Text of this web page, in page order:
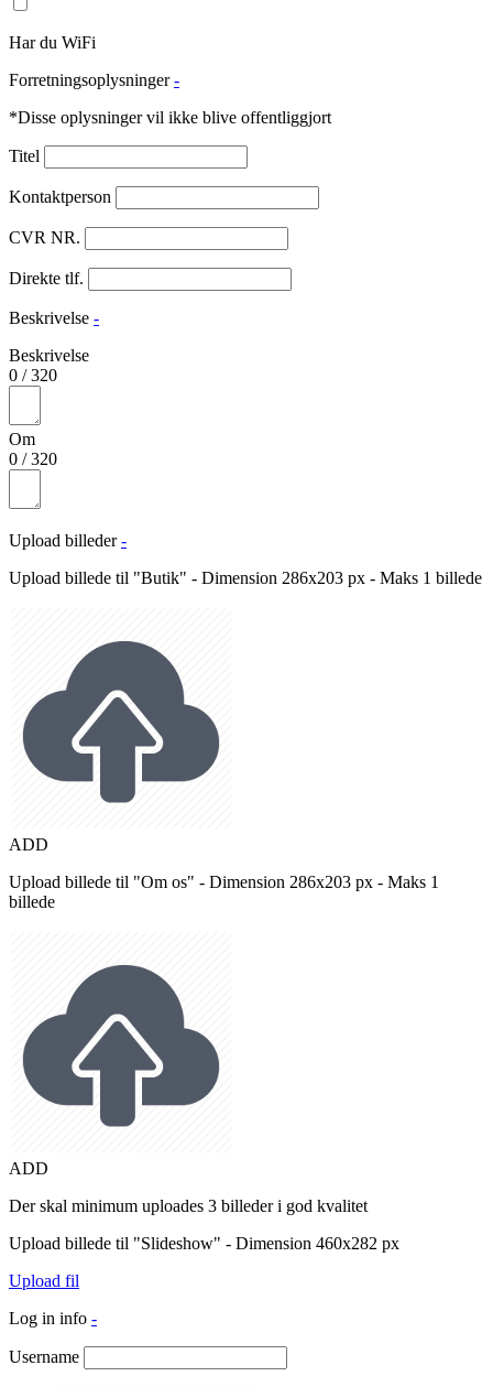
Har du WiFi
Forretningsoplysninger -
*Disse oplysninger vil ikke blive offentliggjort
Titel
Kontaktperson
CVR NR.
Direkte tlf.
Beskrivelse -
Beskrivelse
0 /320
Om
0 /320
Upload billeder -
Upload billede til "Butik" - Dimension 286x203 px - Maks 1 billede
ADD
Upload billede til "Om os" - Dimension 286x203 px - Maks 1
billede
ADD
Der skal minimum uploades 3 billeder i god kvalitet
Upload billede til "Slideshow" - Dimension 460x282 px
Upload fil
Log in info -
Username